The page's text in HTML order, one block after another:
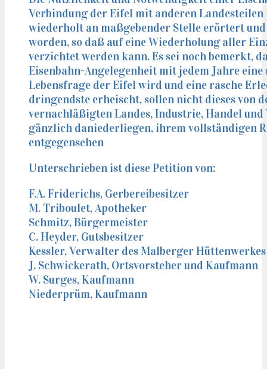
Verbindung der Eifel mit anderen Landesteilen
wiederholt an maßgebender Stelle erörtert
worden, so daß auf eine Wiederholung aller
verzichtet werden kann. Es sei noch bemerkt,
Eisenbahn-Angelegenheit mit jedem Jahre eine
Lebensfrage der Eifel wird und eine rasche
dringendste erheischt, sollen nicht dieses von
vernachläßigten Landes, Industrie, Handel
gänzlich daniederliegen, ihrem vollständigen
entgegensehen
Unterschrieben ist diese Petition von:
F.A. Friderichs, Gerbereibesitzer
M. Triboulet, Apotheker
Schmitz, Bürgermeister
C. Heyder, Gutsbesitzer
Kessler, Verwalter des Malberger Hüttenwerkes
J. Schwickerath, Ortsvorsteher und Kaufmann
W. Surges, Kaufmann
Niederprüm, Kaufmann